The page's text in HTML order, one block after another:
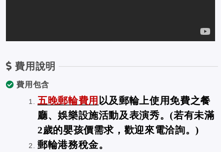
費用說明
費用包含
五晚郵輪費用 以及郵輪上使用免費之餐
廳、娛樂設施活動及表演秀。(若有未滿
2歲的嬰孩價需求，歡迎來電洽詢。)
郵輪港務稅金。